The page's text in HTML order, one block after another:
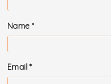
Name *
Email*